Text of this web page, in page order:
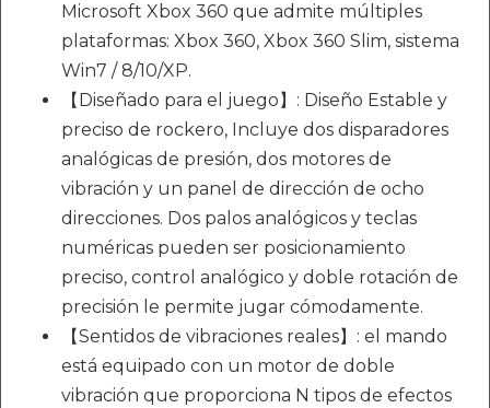
Microsoft Xbox 360 que admite múltiples
plataformas: Xbox 360, Xbox 360 Slim, sistema
Win7 / 8/10/XP.
【Diseñado para el juego】: Diseño Estable y
preciso de rockero, Incluye dos disparadores
analógicas de presión, dos motores de
vibración y un panel de dirección de ocho
direcciones. Dos palos analógicos y teclas
numéricas pueden ser posicionamiento
preciso, control analógico y doble rotación de
precisión le permite jugar cómodamente.
【Sentidos de vibraciones reales】: el mando
está equipado con un motor de doble
vibración que proporciona N tipos de efectos